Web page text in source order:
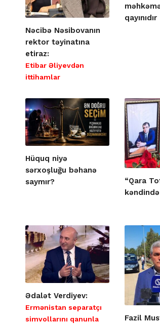
Nəcibə Nəsibovanın
rektor təyinatına
etiraz:
Etibar Əliyevdən
ittihamlar
qayınıdır
Hüquq niyə
sərxoşluğu bəhanə
saymır?
“Qara
Ədalət Verdiyev:
Ermənistan separatçı
simvollarını qanunla
Fazil